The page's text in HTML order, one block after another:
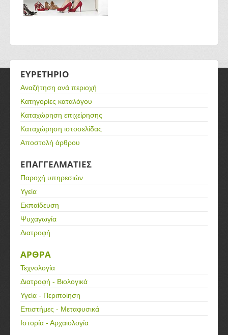
ΕΥΡΕΤΗΡΙΟ
Αναζήτηση ανά περιοχή
Κατηγορίες καταλόγου
Καταχώρηση επιχείρησης
Καταχώρηση ιστοσελίδας
Αποστολή άρθρου
ΕΠΑΓΓΕΛΜΑΤΙΕΣ
Παροχή υπηρεσιών
Υγεία
Εκπαίδευση
Ψυχαγωγία
Διατροφή
ΑΡΘΡΑ
Τεχνολογία
Διατροφή - Βιολογικά
Υγεία - Περιποίηση
Επιστήμες - Μεταφυσικά
Ιστορία - Αρχαιολογία